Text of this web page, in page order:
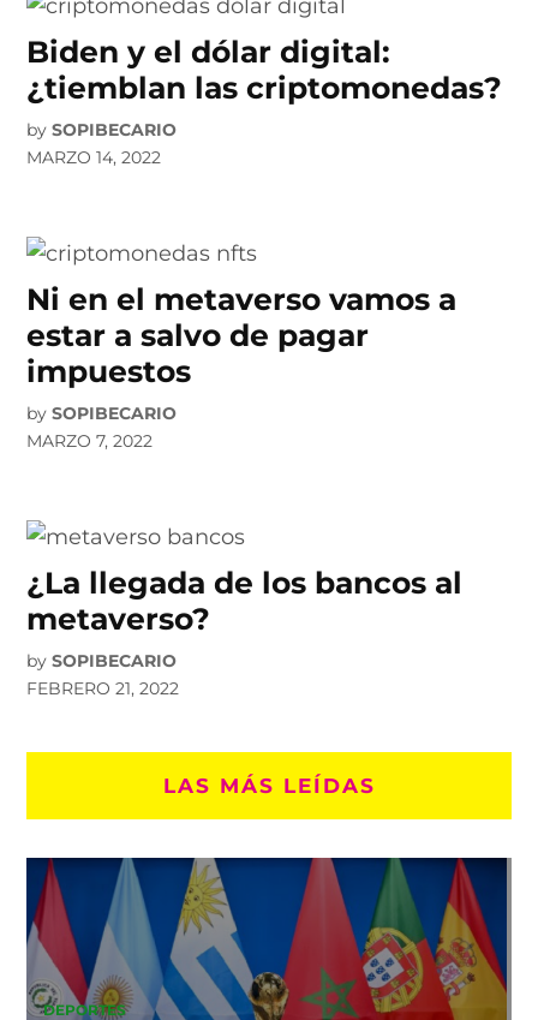
Biden y el dólar digital:
¿tiemblan las criptomonedas?
by SOPIBECARIO
MARZO 14, 2022
Ni en el metaverso vamos a
estar a salvo de pagar
impuestos
by SOPIBECARIO
MARZO 7, 2022
¿La llegada de los bancos al
metaverso?
by SOPIBECARIO
FEBRERO 21, 2022
LAS MÁS LEÍDAS
DEPORTES